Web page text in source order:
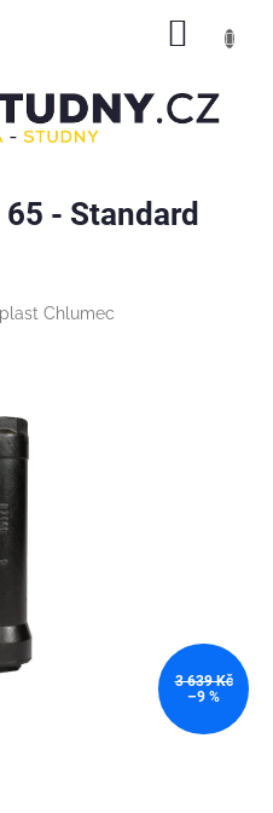
- Standard
Chlumec
3 639 Kč
–9 %